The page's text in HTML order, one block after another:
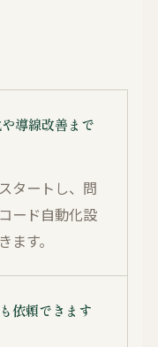
導線改善まで
タートし、問
ード自動化設
す。
依頼できます